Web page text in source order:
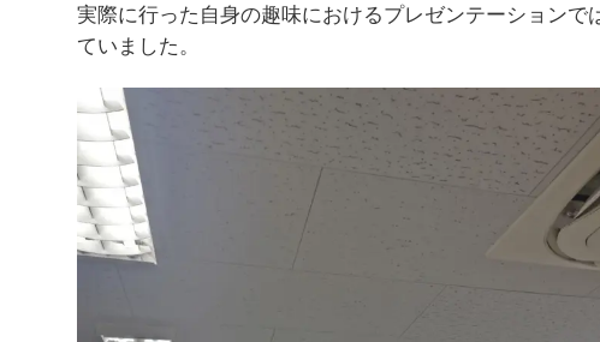
実際に行った自身の趣味におけるプレゼンテーション
ていました。